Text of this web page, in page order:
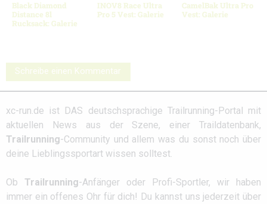
Black Diamond
Distance 8l
Rucksack: Galerie
INOV8 Race Ultra
Pro 5 Vest: Galerie
CamelBak Ultra Pro
Vest: Galerie
Schreibe einen Kommentar
xc-run.de ist DAS deutschsprachige Trailrunning-Portal mit
aktuellen News aus der Szene, einer Traildatenbank,
Trailrunning-Community und allem was du sonst noch über
deine Lieblingssportart wissen solltest.
Ob Trailrunning-Anfänger oder Profi-Sportler, wir haben
immer ein offenes Ohr für dich! Du kannst uns jederzeit über